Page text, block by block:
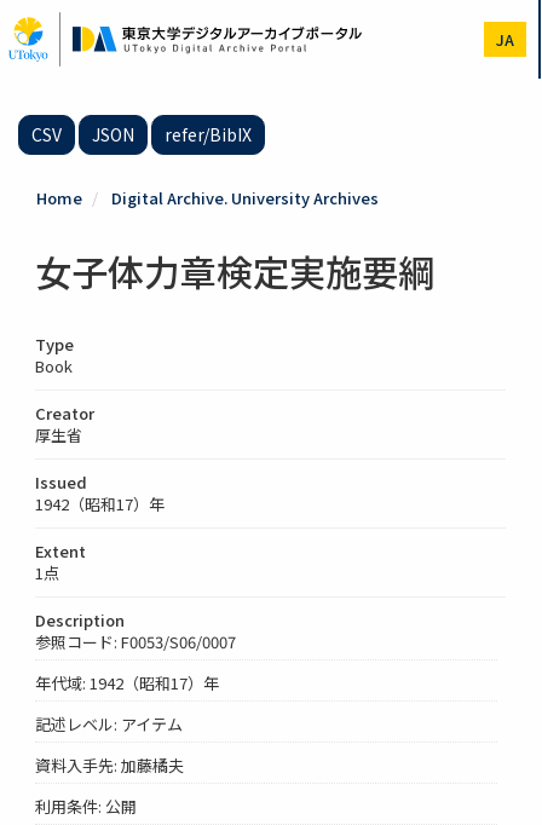
to
main
JA
CSV JSON refer/BibIX
Home Digital Archive. University Archives
女子体力章検定実施要綱
Type
Book
Creator
厚生省
Issued
1942（昭和17）年
Extent
1点
Description
参照コード: F0053/S06/0007
年代域: 1942（昭和17）年
記述レベル: アイテム
資料入手先: 加藤橘夫
利用条件: 公開